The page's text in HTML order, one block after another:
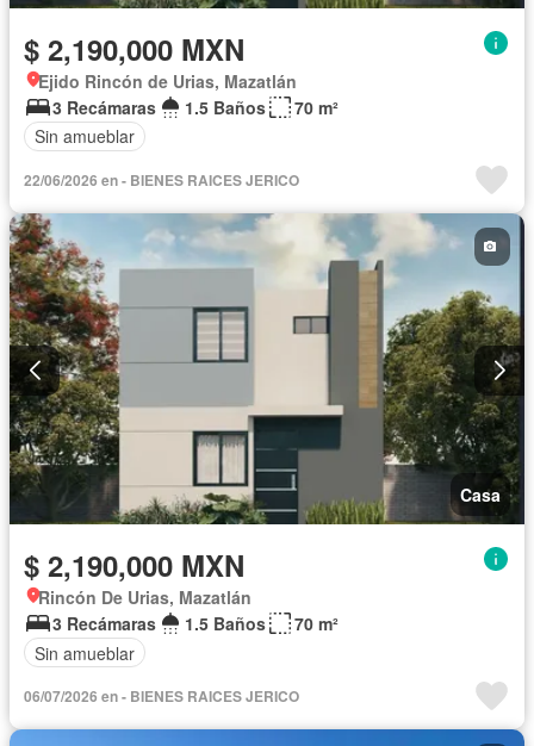
$ 2,190,000 MXN
Ejido Rincón de Urias, Mazatlán
3 Recámaras
1.5 Baños
70 m²
Sin amueblar
22/06/2026 en - BIENES RAICES JERICO
Casa
$ 2,190,000 MXN
Rincón De Urias, Mazatlán
3 Recámaras
1.5 Baños
70 m²
Sin amueblar
06/07/2026 en - BIENES RAICES JERICO